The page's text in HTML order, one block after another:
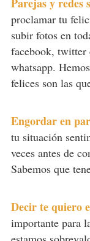
proclamar tu
subir fotos en
facebook, twitter
whatsapp.
felices son las
Engordar en
tu situación
veces antes de
Sabemos que
Decir te quiero
importante para